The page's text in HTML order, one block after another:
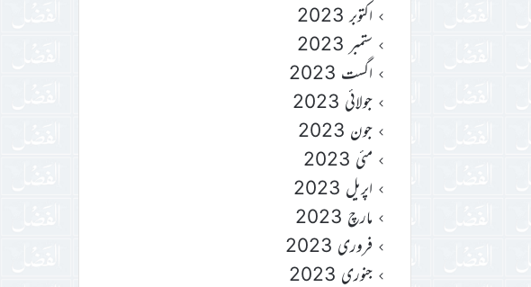
اکتوبر 2023
ستمبر 2023
اگست 2023
جولائی 2023
جون 2023
مئی 2023
اپریل 2023
مارچ 2023
فروری 2023
جنوری 2023